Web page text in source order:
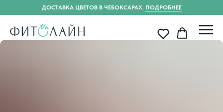
ДОСТАВКА ЦВЕТОВ В ЧЕБОКСАРАХ. ПОДРОБНЕЕ